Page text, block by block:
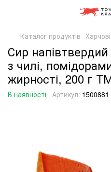
Каталог продуктів
Сир
з чилі,
жирності, 200 г
В наявності Артикул: 1500881